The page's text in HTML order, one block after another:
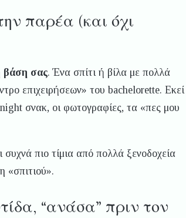
παρέα (και όχι
βάση σας. Ένα σπίτι ή βίλα με πολλά
επιχειρήσεων» του bachelorette. Εκεί
σνακ, οι φωτογραφίες, τα «πες μου
πιο τίμια από πολλά ξενοδοχεία
«σπιτιού».
“ανάσα” πριν τον